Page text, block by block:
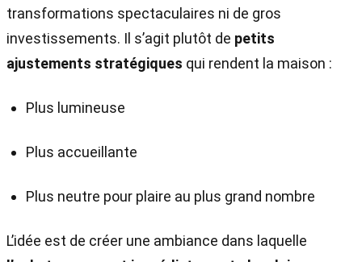
transformations spectaculaires ni de gros
investissements. Il s’agit plutôt de petits
ajustements stratégiques qui rendent la maison :
Plus lumineuse
Plus accueillante
Plus neutre pour plaire au plus grand nombre
L’idée est de créer une ambiance dans laquelle